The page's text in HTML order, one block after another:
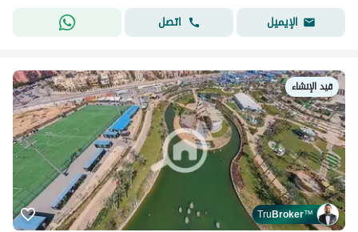
الإيميل
اتصل
قيد الإنشاء
TruBroker™